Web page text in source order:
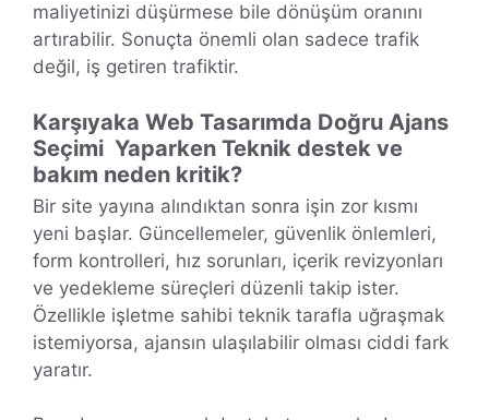
maliyetinizi düşürmese bile dönüşüm oranını
artırabilir. Sonuçta önemli olan sadece trafik
değil, iş getiren trafiktir.
Karşıyaka Web Tasarımda Doğru Ajans
Seçimi Yaparken Teknik destek ve
bakım neden kritik?
Bir site yayına alındıktan sonra işin zor kısmı
yeni başlar. Güncellemeler, güvenlik önlemleri,
form kontrolleri, hız sorunları, içerik revizyonları
ve yedekleme süreçleri düzenli takip ister.
Özellikle işletme sahibi teknik tarafla uğraşmak
istemiyorsa, ajansın ulaşılabilir olması ciddi fark
yaratır.